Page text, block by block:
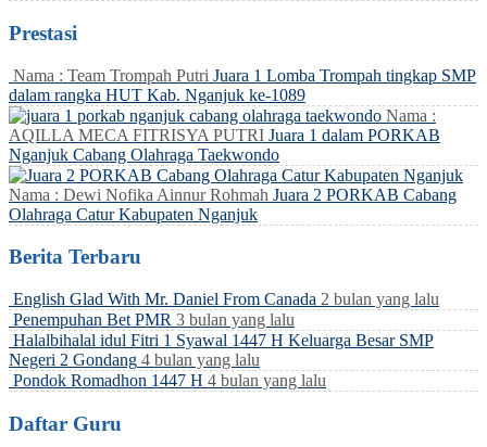
Prestasi
Nama : Team Trompah Putri Juara 1 Lomba Trompah tingkap SMP
dalam rangka HUT Kab. Nganjuk ke-1089
Nama :
AQILLA MECA FITRISYA PUTRI Juara 1 dalam PORKAB
Nganjuk Cabang Olahraga Taekwondo
Nama : Dewi Nofika Ainnur Rohmah Juara 2 PORKAB Cabang
Olahraga Catur Kabupaten Nganjuk
Berita Terbaru
English Glad With Mr. Daniel From Canada 2 bulan yang lalu
Penempuhan Bet PMR 3 bulan yang lalu
Halalbihalal idul Fitri 1 Syawal 1447 H Keluarga Besar SMP
Negeri 2 Gondang 4 bulan yang lalu
Pondok Romadhon 1447 H 4 bulan yang lalu
Daftar Guru